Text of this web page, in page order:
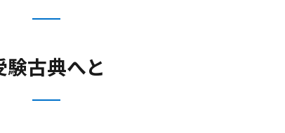
験古典へと